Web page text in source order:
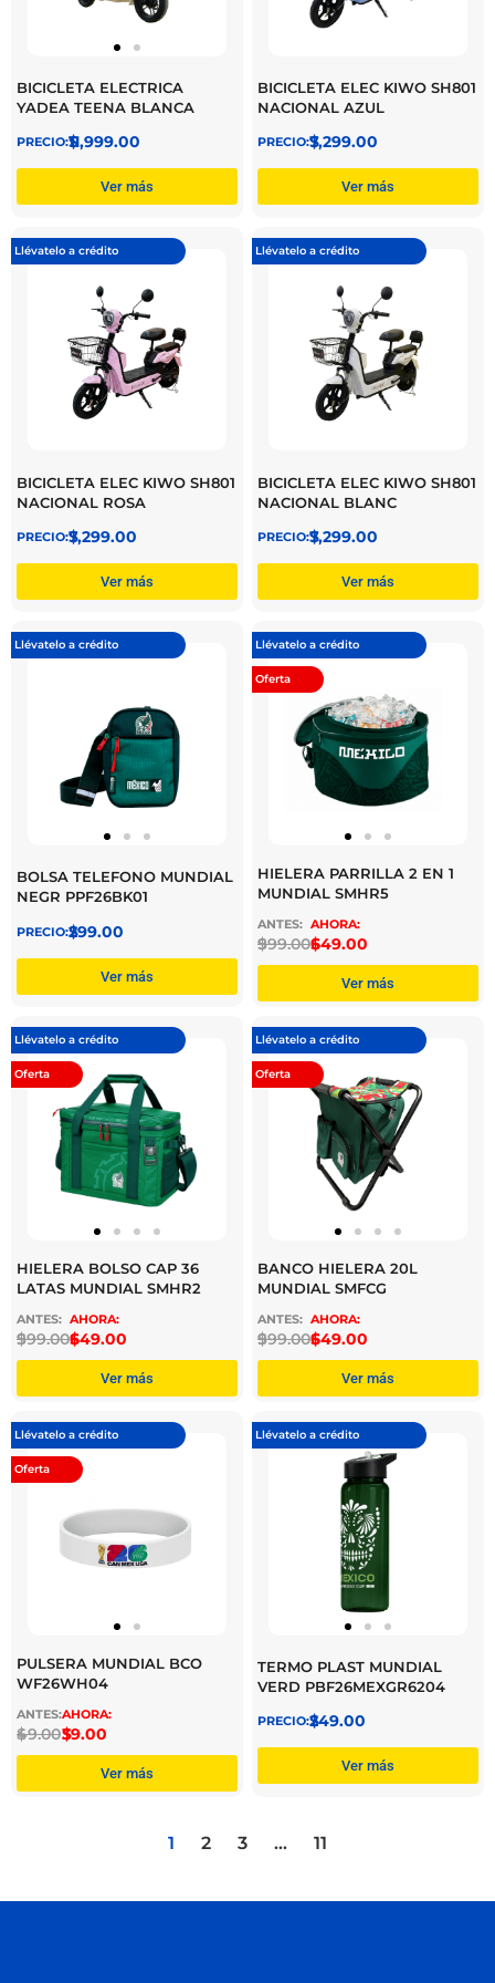
BICICLETA ELECTRICA
YADEA TEENA BLANCA
$
11,999.00
Ver más
BICICLETA ELEC KIWO SH801
NACIONAL AZUL
$
7,299.00
Ver más
Llévatelo a crédito
BICICLETA ELEC KIWO SH801
NACIONAL ROSA
$
7,299.00
Ver más
Llévatelo a crédito
BICICLETA ELEC KIWO SH801
NACIONAL BLANC
$
7,299.00
Ver más
Llévatelo a crédito
BOLSA TELEFONO MUNDIAL
NEGR PPF26BK01
$
299.00
Ver más
Llévatelo a crédito
Oferta
HIELERA PARRILLA 2 EN 1
MUNDIAL SMHR5
$
999.00$
649.00
Ver más
Llévatelo a crédito
Oferta
HIELERA BOLSO CAP 36
LATAS MUNDIAL SMHR2
$
999.00$
649.00
Ver más
Llévatelo a crédito
Oferta
BANCO HIELERA 20L
MUNDIAL SMFCG
$
999.00$
649.00
Ver más
Llévatelo a crédito
Oferta
PULSERA MUNDIAL BCO
WF26WH04
$
49.00$
39.00
Ver más
Llévatelo a crédito
TERMO PLAST MUNDIAL
VERD PBF26MEXGR6204
$
249.00
Ver más
1 2 3 … 11